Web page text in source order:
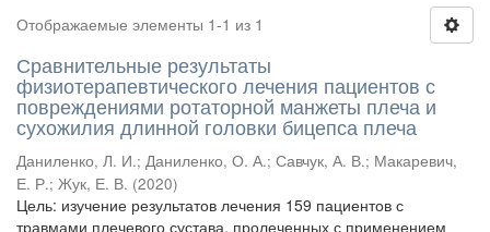
Отображаемые элементы 1-1 из 1
Сравнительные результаты
физиотерапевтического лечения пациентов с
повреждениями ротаторной манжеты плеча и
сухожилия длинной головки бицепса плеча
Даниленко, Л. И.; Даниленко, О. А.; Савчук, А. В.; Макаревич,
Е. Р.; Жук, Е. В. (2020)
Цель: изучение результатов лечения 159 пациентов с
травмами плечевого сустава, пролеченных с применением